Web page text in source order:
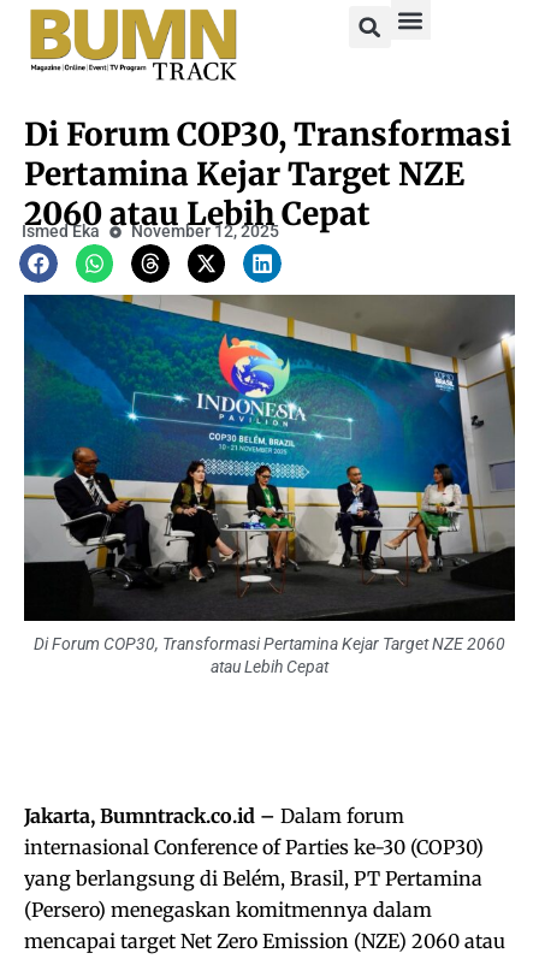
Di Forum COP30, Transformasi
Pertamina Kejar Target NZE
2060 atau Lebih Cepat
Ismed Eka November 12, 2025
Di Forum COP30, Transformasi Pertamina Kejar Target NZE 2060
atau Lebih Cepat
Jakarta, Bumntrack.co.id – Dalam forum
internasional Conference of Parties ke-30 (COP30)
yang berlangsung di Belém, Brasil, PT Pertamina
(Persero) menegaskan komitmennya dalam
mencapai target Net Zero Emission (NZE) 2060 atau